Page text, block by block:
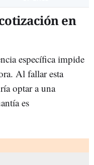
en
específica impide
Al fallar esta
optar a una
es